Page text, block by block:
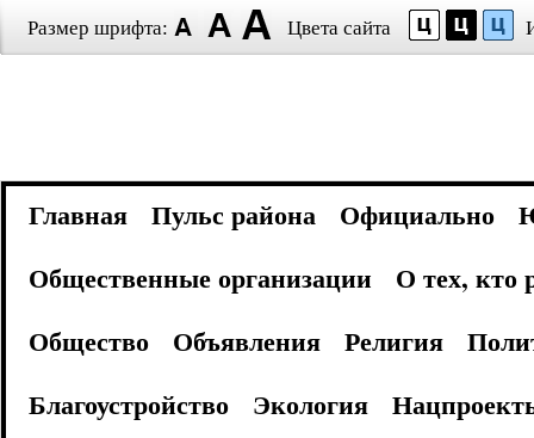
Размер шрифта: Цвета сайта
Главная Пульс района Официально
Общественные организации
О тех, кто
Общество
Объявления Религия
Благоустройство
Экология